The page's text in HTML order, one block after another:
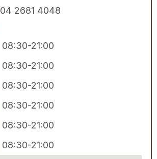
04 2681 4048
08:30-21:00
08:30-21:00
08:30-21:00
08:30-21:00
08:30-21:00
08:30-21:00